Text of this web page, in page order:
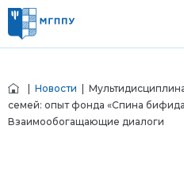
Новости |
семей: опыт фонда «Спина
Взаимообогащающие диалоги